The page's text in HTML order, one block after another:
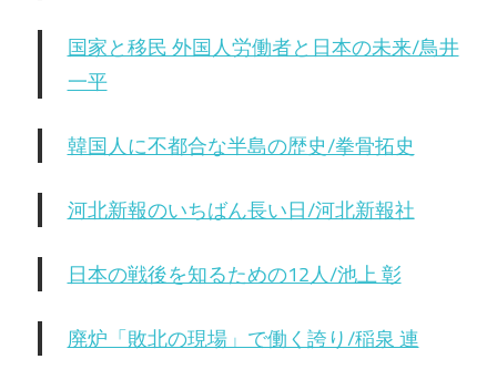
国家と移民 外国人労働者と日本の未来/鳥井
一平
韓国人に不都合な半島の歴史/拳骨拓史
河北新報のいちばん長い日/河北新報社
日本の戦後を知るための12人/池上 彰
廃炉「敗北の現場」で働く誇り/稲泉 連